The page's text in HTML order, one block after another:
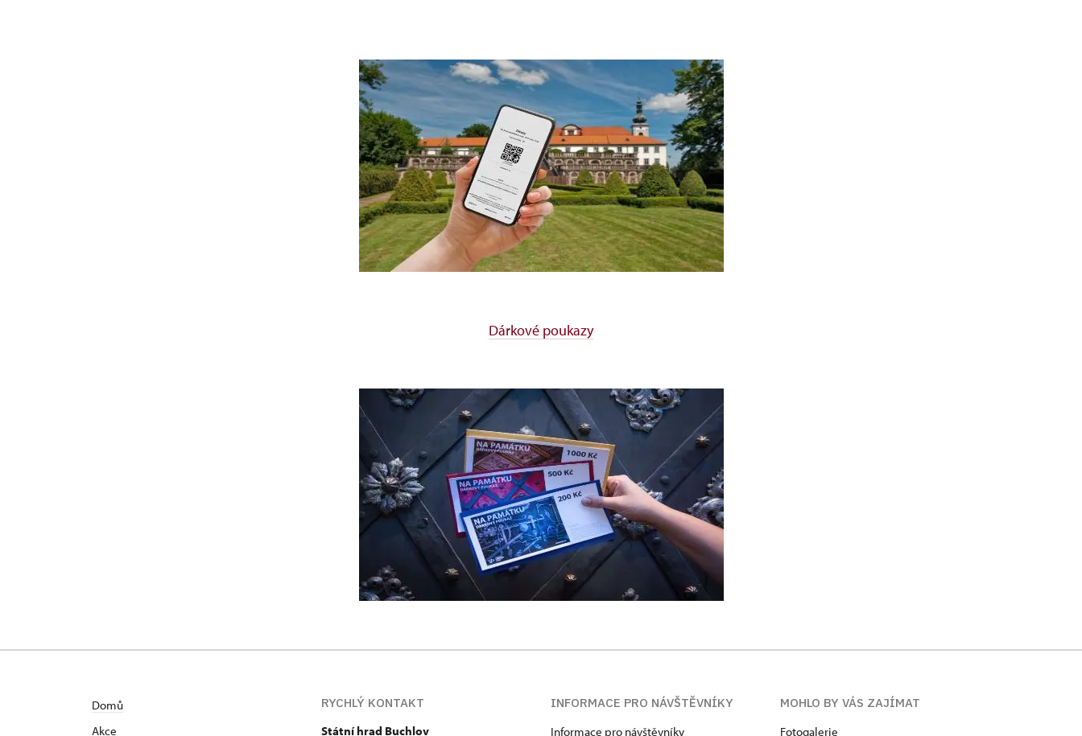
Dárkové poukazy
Domů
Akce
RYCHLÝ KONTAKT
Státní hrad Buchlov
INFORMACE PRO NÁVŠTĚVNÍKY
Informace pro návštěvníky
MOHLO BY VÁS ZAJÍMAT
Fotogalerie